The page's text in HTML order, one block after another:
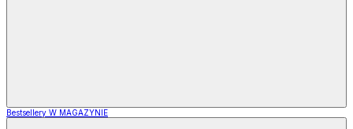
Bestsellery W MAGAZYNIE